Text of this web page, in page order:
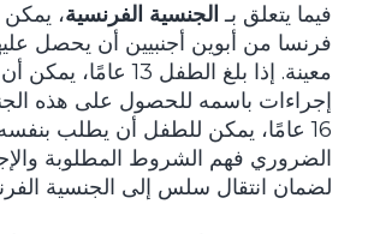
فيما يتعلق بـ الجنسية الفرنسية،
فرنسا من أبوين أجنبيين أن يحصل
معينة. إذا بلغ الطفل 13
إجراءات باسمه للحصول على هذه
16 عامًا، يمكن للطفل أن يطلب
الضروري فهم الشروط المطلوبة
لضمان انتقال سلس إلى الجنسية